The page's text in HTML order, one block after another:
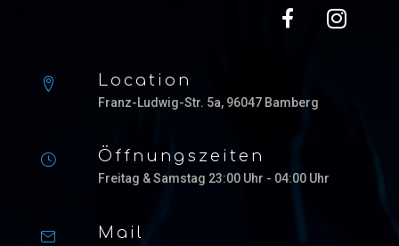
Location
Franz-Ludwig-Str. 5a, 96047 Bamberg
Öffnungszeiten
Freitag & Samstag 23:00 Uhr - 04:00 Uhr
Mail